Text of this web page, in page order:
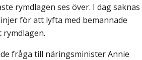
rymdlagen ses över. I dag saknas
för att lyfta med bemannade
fråga till näringsminister Annie